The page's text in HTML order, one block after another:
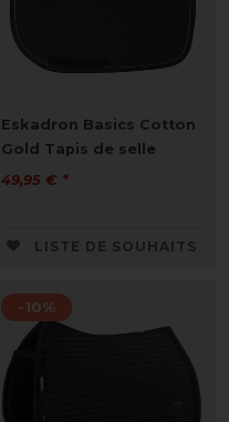
Eskadron Basics Cotton
Gold Tapis de selle
49,95 € *
LISTE DE SOUHAITS
-10%